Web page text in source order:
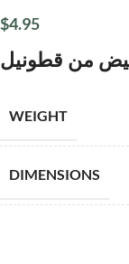
$4.95
من قطونيل
WEIGHT
DIMENSIONS